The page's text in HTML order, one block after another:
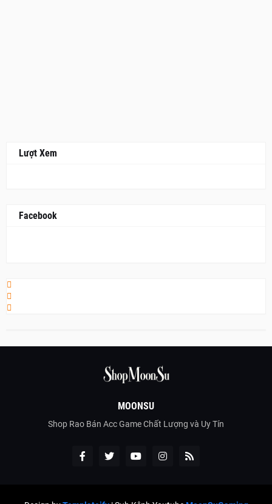
Lượt Xem
Facebook
MOONSU
Shop Rao Bán Acc Game Chất Lượng và Uy Tín